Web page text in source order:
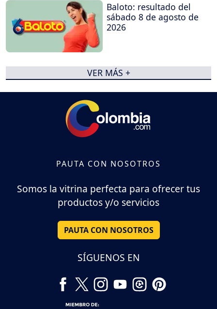
Baloto: resultado del
sábado 8 de agosto de
2026
VER MÁS +
PAUTA CON NOSOTROS
Somos la vitrina perfecta para ofrecer tus
productos y/o servicios
PAUTA CON NOSOTROS
SÍGUENOS EN